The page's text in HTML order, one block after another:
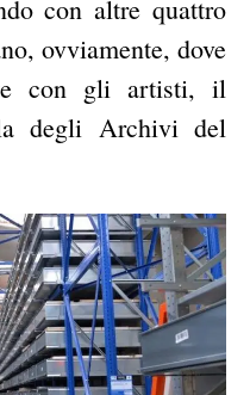
con altre quattro
ovviamente, dove
con gli artisti, il
degli Archivi del